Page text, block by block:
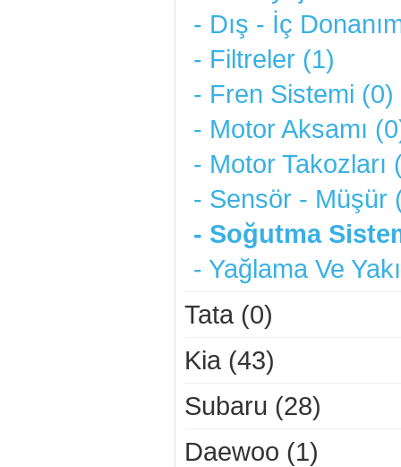
- Dış - İç
- Filtreler (1)
- Fren Sistemi (0)
- Motor Aksamı
- Motor Takozları
- Sensör - Müşür
- Soğutma
- Yağlama Ve
Tata (0)
Kia (43)
Subaru (28)
Daewoo (1)